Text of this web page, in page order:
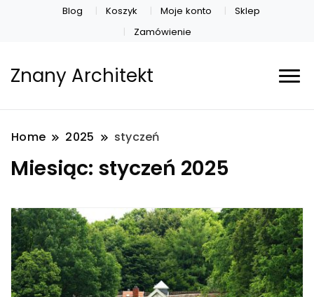
Blog Koszyk Moje konto
Sklep
Zamówienie
Znany Architekt
Home 2025 styczeń
Miesiąc: styczeń 2025